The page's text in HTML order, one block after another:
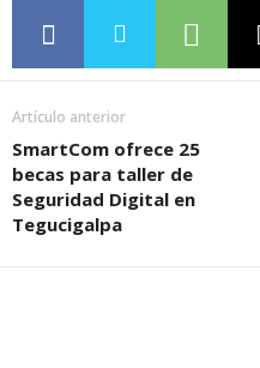
Artículo anterior
SmartCom ofrece 25
becas para taller de
Seguridad Digital en
Tegucigalpa